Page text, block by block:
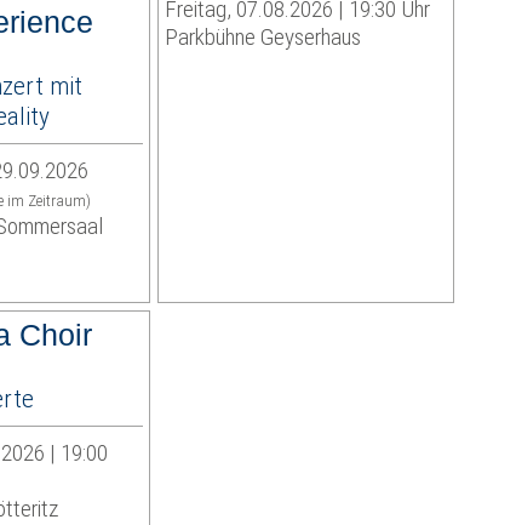
mit
im Zeitraum)
Freitag, 07.08.2026 | 19:30 Uhr
Parkbühne Geyserhaus
Choir
| 19:00